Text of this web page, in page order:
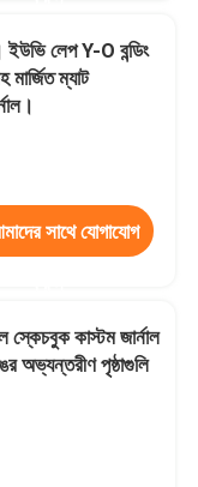
ইউভি লেপ Y-O বন্ডিং
ম্যাট
সাথে যোগাযোগ
স্কেচবুক কাস্টম জার্নাল
অভ্যন্তরীণ পৃষ্ঠাগুলি